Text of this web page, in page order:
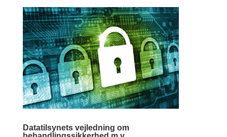
Datatilsynets vejledning om